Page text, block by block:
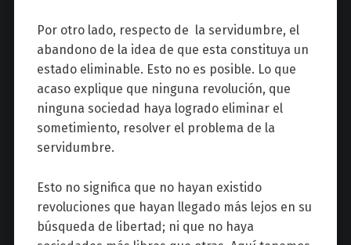
Por otro lado, respecto de la servidumbre, el
abandono de la idea de que esta constituya un
estado eliminable. Esto no es posible. Lo que
acaso explique que ninguna revolución, que
ninguna sociedad haya logrado eliminar el
sometimiento, resolver el problema de la
servidumbre.
Esto no significa que no hayan existido
revoluciones que hayan llegado más lejos en su
búsqueda de libertad; ni que no haya